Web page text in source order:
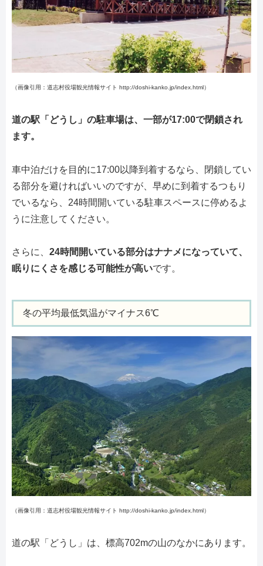
（画像引用：道志村役場観光情報サイト http://doshi-kanko.jp/index.html）
道の駅「どうし」の駐車場は、一部が17:00で閉鎖され
ます。
車中泊だけを目的に17:00以降到着するなら、閉鎖してい
る部分を避ければいいのですが、早めに到着するつもり
でいるなら、24時間開いている駐車スペースに停めるよ
うに注意してください。
さらに、 24時間開いている部分はナナメになっていて、
眠りにくさを感じる可能性が高いです。
冬の平均最低気温がマイナス6℃
（画像引用：道志村役場観光情報サイト http://doshi-kanko.jp/index.html）
道の駅「どうし」は、標高702mの山のなかにあります。